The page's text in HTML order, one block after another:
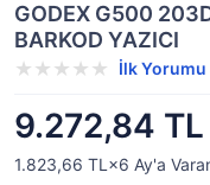
GODEX G500
BARKOD YAZICI
İlk Yorumu
9.272,84 TL
1.823,66 TL×6 Ay'a